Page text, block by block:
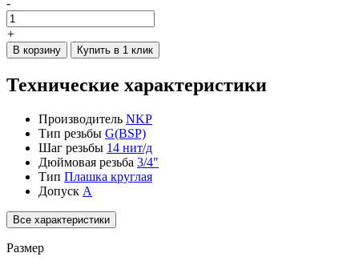
+
В корзину Купить в 1 клик
Технические характеристики
Производитель NKP
Тип резьбы G(BSP)
Шаг резьбы 14 нит/д
Дюймовая резьба 3/4"
Тип Плашка круглая
Допуск A
Все характеристики
Размер